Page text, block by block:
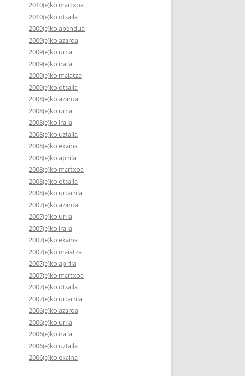
2010(e)ko martxoa
2010(e)ko otsaila
2009(e)ko abendua
2009(e)ko azaroa
2009(e)ko urria
2009(e)ko iraila
2009(e)ko maiatza
2009(e)ko otsaila
2008(e)ko azaroa
2008(e)ko urria
2008(e)ko iraila
2008(e)ko uztaila
2008(e)ko ekaina
2008(e)ko apirila
2008(e)ko martxoa
2008(e)ko otsaila
2008(e)ko urtarrila
2007(e)ko azaroa
2007(e)ko urria
2007(e)ko iraila
2007(e)ko ekaina
2007(e)ko maiatza
2007(e)ko apirila
2007(e)ko martxoa
2007(e)ko otsaila
2007(e)ko urtarrila
2006(e)ko azaroa
2006(e)ko urria
2006(e)ko iraila
2006(e)ko uztaila
2006(e)ko ekaina